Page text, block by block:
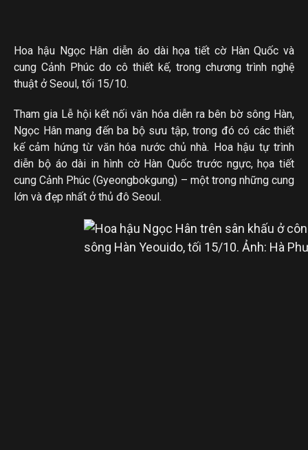
Hoa hậu Ngọc Hân diễn áo dài họa tiết cờ Hàn Quốc và
cung Cảnh Phúc do cô thiết kế, trong chương trình nghệ
thuật ở Seoul, tối 15/10.
Tham gia Lễ hội kết nối văn hóa diễn ra bên bờ sông Hàn,
Ngọc Hân mang đến ba bộ sưu tập, trong đó có các thiết
kế cảm hứng từ văn hóa nước chủ nhà. Hoa hậu tự trình
diễn bộ áo dài in hình cờ Hàn Quốc trước ngực, họa tiết
cung Cảnh Phúc (Gyeongbokgung) – một trong những cung
lớn và đẹp nhất ở thủ đô Seoul.